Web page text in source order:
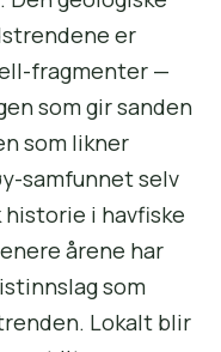
er
fragmenter —
som gir sanden
som likner
samfunnet selv
i havfiske
årene har
som
Lokalt blir